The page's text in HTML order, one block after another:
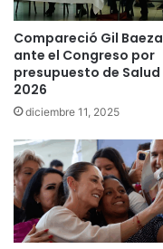
Compareció Gil Baeza
ante el Congreso por
presupuesto de Salud
2026
diciembre 11, 2025